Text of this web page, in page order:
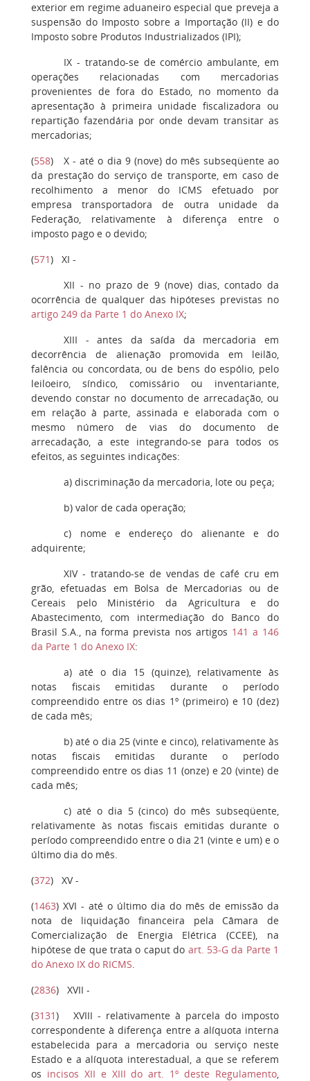
exterior em regime aduaneiro especial que preveja a
suspensão do Imposto sobre a Importação (II) e do
Imposto sobre Produtos Industrializados (IPI);
IX- tratando-se de comércio ambulante, em
operações relacionadas com mercadorias
provenientes de fora do Estado, no momento da
apresentação à primeira unidade fiscalizadora ou
repartição fazendária por onde devam transitar as
mercadorias;
(558)X- até o dia 9 (nove) do mês subseqüente ao
da prestação do serviço de transporte, em caso de
recolhimento a menor do ICMS efetuado por
empresa transportadora de outra unidade da
Federação, relativamente à diferença entre o
imposto pago e o devido;
(571) XI -
XII - no prazo de 9 (nove) dias, contado da
ocorrência de qualquer das hipóteses previstas no
artigo 249 da Parte 1 do Anexo IX;
XIII - antes da saída da mercadoria em
decorrência de alienação promovida em leilão,
falência ou concordata, ou de bens do espólio, pelo
leiloeiro, síndico, comissário ou inventariante,
devendo constar no documento de arrecadação, ou
em relação à parte, assinada e elaborada com o
mesmo número de vias do documento de
arrecadação, a este integrando-se para todos os
efeitos, as seguintes indicações:
a) discriminação da mercadoria, lote ou peça;
b) valor de cada operação;
c) nome e endereço do alienante e do
adquirente;
XIV- tratando-se de vendas de café cru em
grão, efetuadas em Bolsa de Mercadorias ou de
Cereais pelo Ministério da Agricultura e do
Abastecimento, com intermediação do Banco do
Brasil S.A., na forma prevista nos artigos 141 a 146
da Parte 1 do Anexo IX:
a) até o dia 15 (quinze), relativamente às
notas fiscais emitidas durante o período
compreendido entre os dias 1º (primeiro) e 10 (dez)
de cada mês;
b) até o dia 25 (vinte e cinco), relativamente às
notas fiscais emitidas durante o período
compreendido entre os dias 11 (onze) e 20 (vinte) de
cada mês;
c) até o dia 5 (cinco) do mês subseqüente,
relativamente às notas fiscais emitidas durante o
período compreendido entre o dia 21 (vinte e um) e o
último dia do mês.
(372) XV-
(1463) XVI - até o último dia do mês de emissão da
nota de liquidação financeira pela Câmara de
Comercialização de Energia Elétrica (CCEE), na
hipótese de que trata o caput do art. 53-G da Parte 1
do Anexo IX do RICMS.
(2836) XVII -
(3131) XVIII - relativamente à parcela do imposto
correspondente à diferença entre a alíquota interna
estabelecida para a mercadoria ou serviço neste
Estado e a alíquota interestadual, a que se referem
os incisos XII e XIII do art. 1º deste Regulamento,